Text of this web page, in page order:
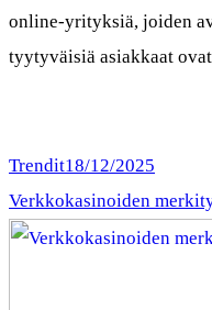
online-yrityksiä, joiden
tyytyväisiä asiakkaat
Trendit18/12/2025
Verkkokasinoiden